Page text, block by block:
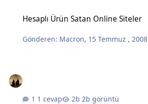
Hesaplı Ürün Satan Online Siteler
Gönderen: Macron, 15 Temmuz , 2008
1 cevap 2b görüntü